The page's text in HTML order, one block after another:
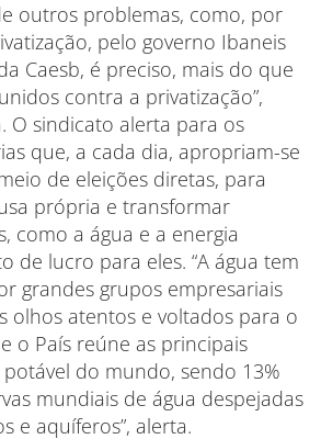
outros problemas, como, por
pelo governo Ibaneis
Caesb, é preciso, mais do que
contra a privatização”,
O sindicato alerta para os
que, a cada dia, apropriam-se
de eleições diretas, para
própria e transformar
como a água e a energia
de lucro para eles. “A água tem
grandes grupos empresariais
olhos atentos e voltados para o
o País reúne as principais
potável do mundo, sendo 13%
mundiais de água despejadas
e aquíferos”, alerta.